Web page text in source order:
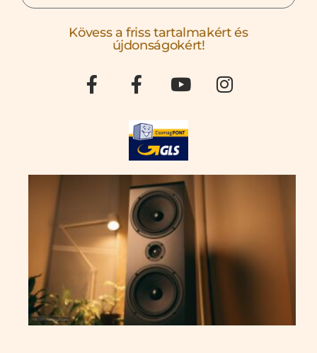
Kövess a friss tartalmakért és
újdonságokért!